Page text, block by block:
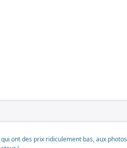
ont des prix ridiculement bas, aux photos